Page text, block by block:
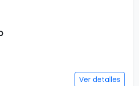
Ver detalles